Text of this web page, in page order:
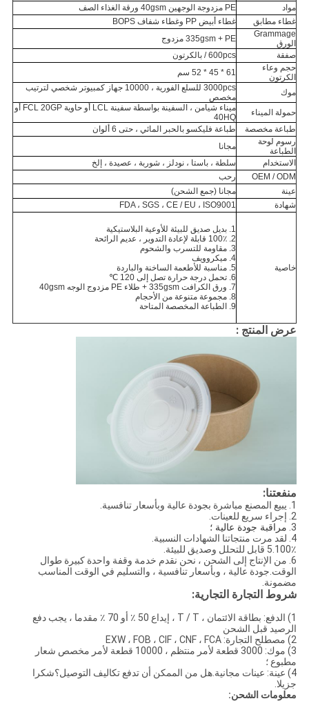
مواد
PE مزدوجة الوجهين 40gsm ورقة الغذاء الصف
غطاء مطابق
غطاء أبيض PP وغطاء شفاف BOPS
Grammage
الورق
335gsm + PE مزدوج
صفقة
600pcs / بالكرتون
حجم وعاء
الكرتون
61 * 45 * 52 سم
موك
3000pcs للسلع الفورية ، 10000 جهاز كمبيوتر شخصي لترتيب
مخصص
حمولة الميناء
ميناء شيامن ، السفينة بواسطة سفينة LCL أو حاوية FCL 20GP أو
40HQ
طباعة مخصصة
طباعة فليكسو بالحبر المائي ، حتى 6 ألوان
رسوم لوحة
الطباعة
مجانا
الاستخدام
سلطة ، باستا ، نودلز ، شوربة ، عصيدة ، إلخ
OEM / ODM
رحب
عينة
مجانا (جمع الشحن)
شهادة
FDA ، SGS ، CE / EU ، ISO9001
خاصية
1. بديل صديق للبيئة للأوعية البلاستيكية
2. 100٪ قابلة لإعادة التدوير ، عديم الرائحة
3. مقاومة للتسرب والشحوم
4. ميكروويف
5. مناسبة للأطعمة الساخنة والباردة
6. تحمل درجة حرارة تصل إلى 120 ℃
7. ورق الكرافت 335gsm + طلاء PE مزدوج الوجه 40gsm
8. مجموعة متنوعة من الأحجام
9. الطباعة المخصصة المتاحة
عرض المنتج :
منفعتنا:
1. يبيع المصنع مباشرة بجودة عالية وبأسعار تنافسية.
2. إجراء سريع للعينات.
3. مراقبة جودة عالية ؛
4. لقد مرت منتجاتنا الشهادات النسبية.
5.100٪ قابل للتحلل وصديق للبيئة.
6. من الإنتاج إلى الشحن ، نحن نقدم خدمة وقفة واحدة كبيرة طوال
الوقت.جودة عالية ، وبأسعار تنافسية ، والتسليم في الوقت المناسب
مضمونة.
شروط التجارة التجارية:
1) الدفع: بطاقة الائتمان ، T / T ، إيداع 50 ٪ أو 70 ٪ مقدما ، يجب دفع
الرصيد قبل الشحن
2) مصطلح التجارة: EXW ، FOB ، CIF ، CNF ، FCA
3) موك: 3000 قطعة لأمر منتظم ، 10000 قطعة لأمر مخصص شعار
مطبوع ؛
4) عينة: عينات مجانية.هل من الممكن أن تدفع تكاليف التوصيل؟شكرا
جزيلا.
معلومات الشحن: